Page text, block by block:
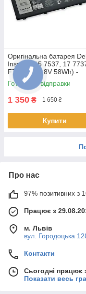
Оригінальна батарея
Inspiron 15 7537, 17
F7HVR (14.8V 58Wh) -
Акумулятор, АКБ
Готово до відправки
1 350 ₴ 1 650 ₴
Купити
Про нас
97% позитивних з
Працює з
м. Львів
вул. Городоцька
Контакти
Сьогодні працює
Показати весь